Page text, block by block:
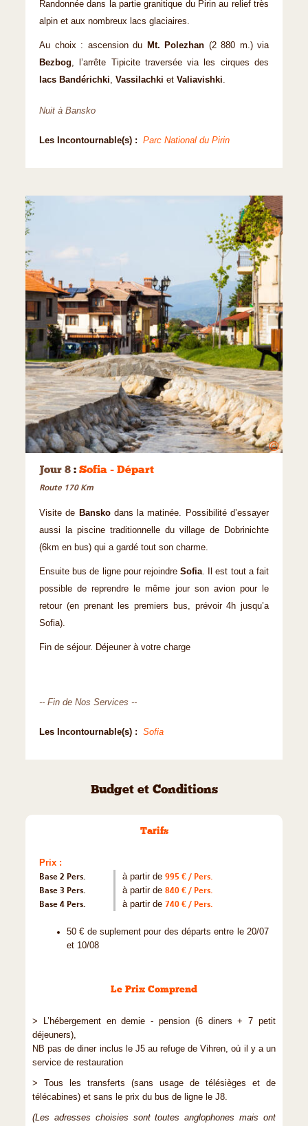
Randonnée dans la partie granitique du Pirin au relief très
alpin et aux nombreux lacs glaciaires.
Au choix : ascension du Mt. Polezhan (2 880 m.) via
Bezbog, l’arrête Tipicite traversée via les cirques des
lacs Bandérichki, Vassilachki et Valiavishki.
Nuit à Bansko
Les Incontournable(s) : Parc National du Pirin
©
Jour 8 : Sofia - Départ
Route 170 Km
Visite de Banskodans la matinée. Possibilité d’essayer
aussi la piscine traditionnelle du village de Dobrinichte
(6km en bus) qui a gardé tout son charme.
Ensuite bus de ligne pour rejoindreSofia. Il est tout a fait
possible de reprendre le même jour son avion pour le
retour (en prenant les premiers bus, prévoir 4h jusqu’a
Sofia).
Fin de séjour. Déjeuner à votre charge
-- Fin de Nos Services --
Les Incontournable(s) : Sofia
Budget et Conditions
Tarifs
Prix :
Base 2 Pers.
à partir de 995 € / Pers.
Base 3 Pers.
à partir de 840 € / Pers.
Base 4 Pers.
à partir de 740 € / Pers.
50 € de suplement pour des départs entre le 20/07
et 10/08
Le Prix Comprend
> L’hébergement en demie - pension (6 diners + 7 petit
déjeuners),
NB pas de diner inclus le J5 au refuge de Vihren, où il y a un
service de restauration
> Tous les transferts (sans usage de télésièges et de
télécabines) et sans le prix du bus de ligne le J8.
(Les adresses choisies sont toutes anglophones mais ont